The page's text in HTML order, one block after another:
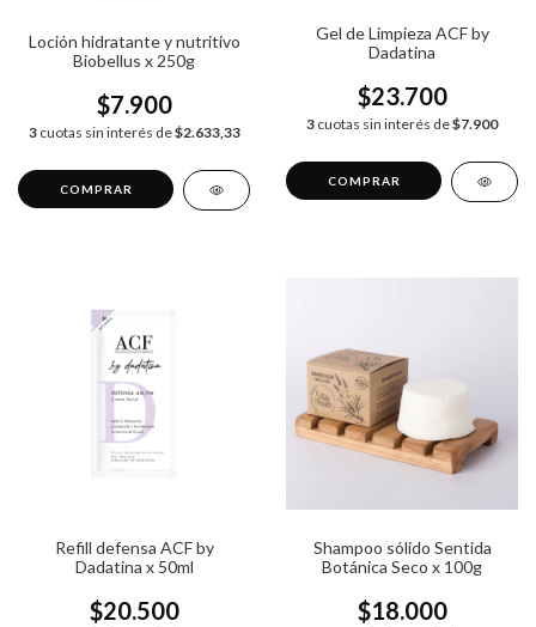
Loción hidratante y nutritivo
Biobellus x 250g
$7.900
3 cuotas sin interés de$2.633,33
Gel de Limpieza ACF by
Dadatina
$23.700
3 cuotas sin interés de$7.900
Refill defensa ACF by
Dadatina x 50ml
$20.500
Shampoo sólido Sentida
Botánica Seco x 100g
$18.000